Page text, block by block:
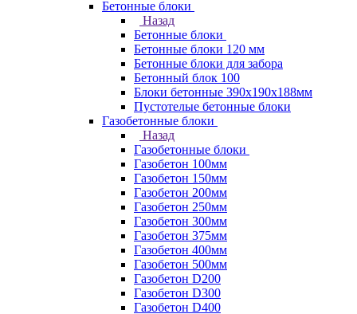
Бетонные блоки
Назад
Бетонные блоки
Бетонные блоки 120 мм
Бетонные блоки для забора
Бетонный блок 100
Блоки бетонные 390х190х188мм
Пустотелые бетонные блоки
Газобетонные блоки
Назад
Газобетонные блоки
Газобетон 100мм
Газобетон 150мм
Газобетон 200мм
Газобетон 250мм
Газобетон 300мм
Газобетон 375мм
Газобетон 400мм
Газобетон 500мм
Газобетон D200
Газобетон D300
Газобетон D400